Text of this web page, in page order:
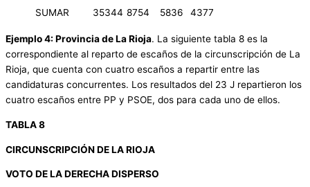
SUMAR 35344 8754 5836 4377
Ejemplo 4: Provincia de La Rioja. La siguiente tabla 8 es la
correspondiente al reparto de escaños de la circunscripción de La
Rioja, que cuenta con cuatro escaños a repartir entre las
candidaturas concurrentes. Los resultados del 23 J repartieron los
cuatro escaños entre PP y PSOE, dos para cada uno de ellos.
TABLA 8
CIRCUNSCRIPCIÓN DE LA RIOJA
VOTO DE LA DERECHA DISPERSO